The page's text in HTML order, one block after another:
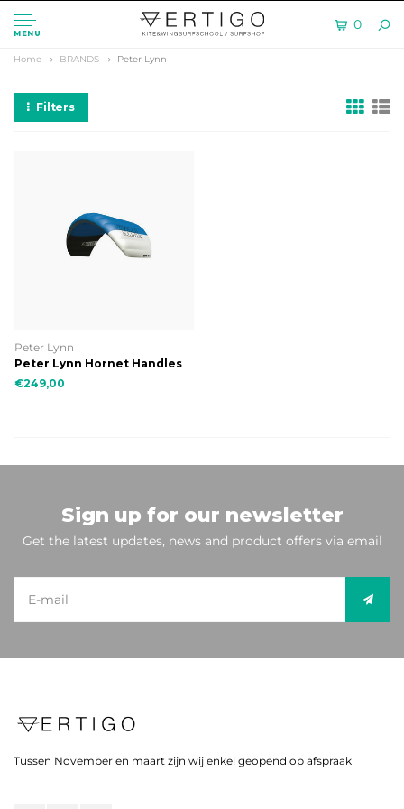
MENU
0
Home BRANDS Peter Lynn
Filters
Peter Lynn
Peter Lynn Hornet Handles
€249,00
Sign up for our newsletter
Get the latest updates, news and product offers via email
Tussen November en maart zijn wij enkel geopend op afspraak